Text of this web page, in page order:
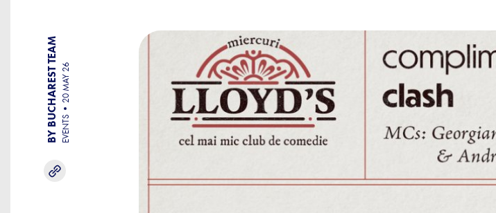
BY BUCHAREST TEAM EVENTS
20 MAY 26